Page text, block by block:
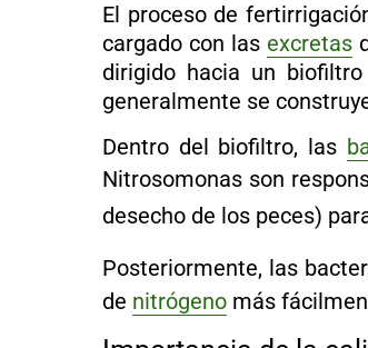
El proceso de
cargado con las excretas
dirigido hacia un
generalmente se
Dentro del biofiltro, las
Nitrosomonas son
desecho de los peces)
Posteriormente, las
de nitrógeno más